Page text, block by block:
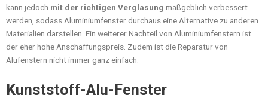
kann jedoch mit der richtigen Verglasung maßgeblich verbessert
werden, sodass Aluminiumfenster durchaus eine Alternative zu anderen
Materialien darstellen. Ein weiterer Nachteil von Aluminiumfenstern ist
der eher hohe Anschaffungspreis. Zudem ist die Reparatur von
Alufenstern nicht immer ganz einfach.
Kunststoff-Alu-Fenster